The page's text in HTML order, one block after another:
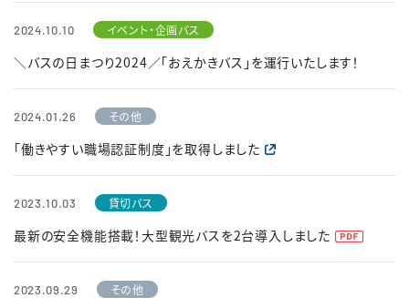
2024.10.10 イベント・企画バス
＼バスの日まつり2024／「おえかきバス」を運行いたします！
2024.01.26 その他
「働きやすい職場認証制度」を取得しました
2023.10.03 貸切バス
最新の安全機能搭載！大型観光バスを2台導入しました
2023.09.29 その他